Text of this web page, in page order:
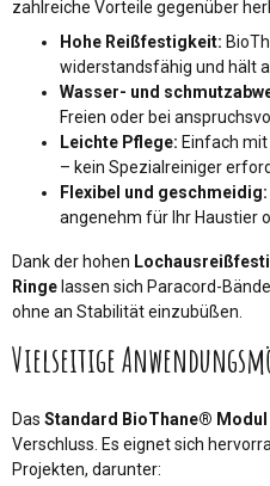
zahlreiche Vorteile gegenüber
Hohe Reißfestigkeit:
widerstandsfähig und hält
Wasser- und
Freien oder bei
Leichte Pflege: Einfach
– kein Spezialreiniger
Flexibel und geschmeidig:
angenehm für Ihr Haustier
Dank der hohen
Ringe lassen sich Paracord-
ohne an Stabilität einzubüßen.
Vielseitige
Das Standard BioThane® Modul
Verschluss. Es eignet sich
Projekten, darunter: